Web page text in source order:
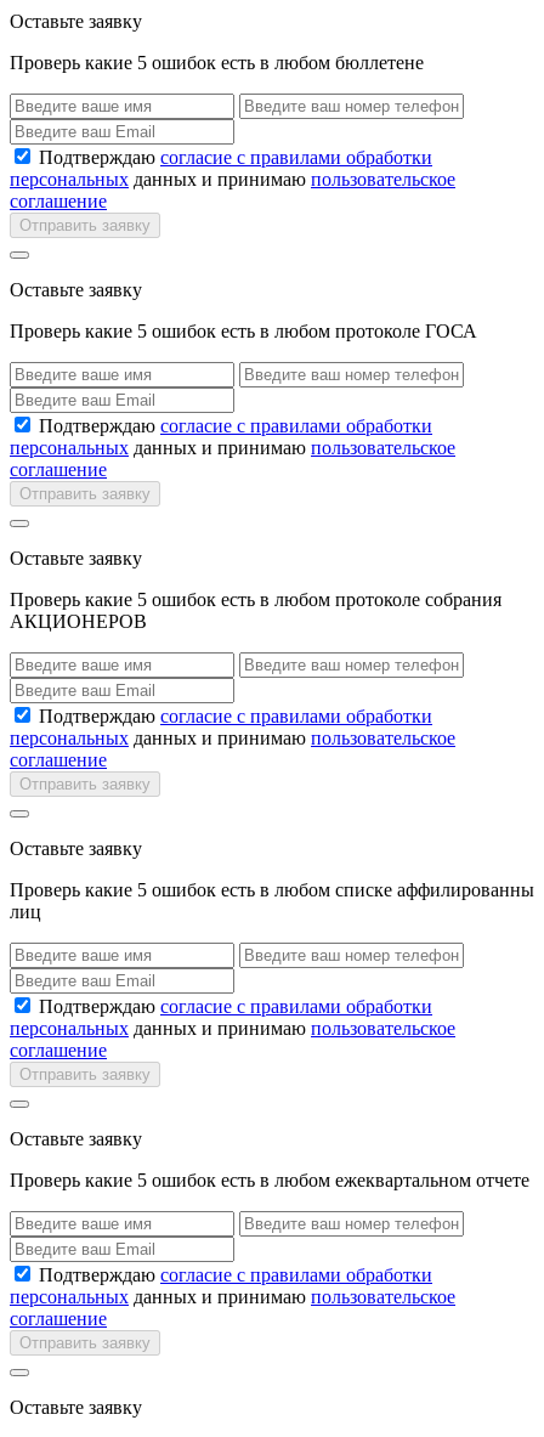
Оставьте заявку
Проверь какие 5 ошибок есть в любом бюллетене
Подтверждаю согласие с правилами обработки
персональных данных и принимаю пользовательское
соглашение
Отправить заявку
Оставьте заявку
Проверь какие 5 ошибок есть в любом протоколе ГОСА
Подтверждаю согласие с правилами обработки
персональных данных и принимаю пользовательское
соглашение
Отправить заявку
Оставьте заявку
Проверь какие 5 ошибок есть в любом протоколе собрания
АКЦИОНЕРОВ
Подтверждаю согласие с правилами обработки
персональных данных и принимаю пользовательское
соглашение
Отправить заявку
Оставьте заявку
Проверь какие 5 ошибок есть в любом списке аффилированны
лиц
Подтверждаю согласие с правилами обработки
персональных данных и принимаю пользовательское
соглашение
Отправить заявку
Оставьте заявку
Проверь какие 5 ошибок есть в любом ежеквартальном отчете
Подтверждаю согласие с правилами обработки
персональных данных и принимаю пользовательское
соглашение
Отправить заявку
Оставьте заявку